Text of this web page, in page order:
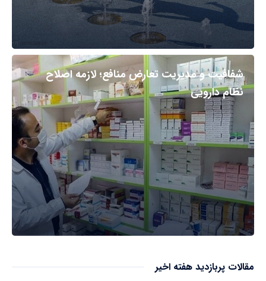
شفافیت و مدیریت تعارض منافع؛ لازمه اصلاح
نظام دارویی
مقالات پربازدید هفته اخیر